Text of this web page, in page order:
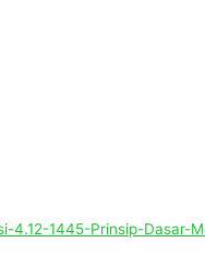
4.12-1445-Prinsip-Dasar-